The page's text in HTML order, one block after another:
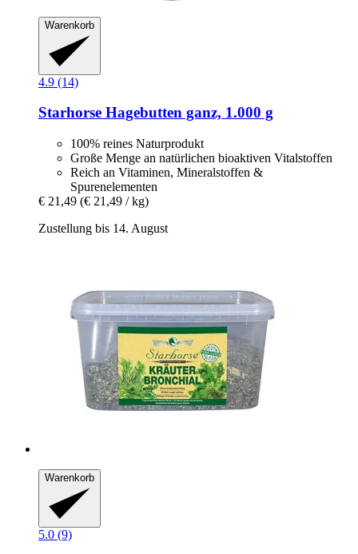
Warenkorb
4.9 (14)
Starhorse Hagebutten ganz, 1.000 g
100% reines Naturprodukt
Große Menge an natürlichen bioaktiven Vitalstoffen
Reich an Vitaminen, Mineralstoffen &
Spurenelementen
€ 21,49 (€ 21,49 / kg)
Zustellung bis 14. August
Warenkorb
5.0 (9)